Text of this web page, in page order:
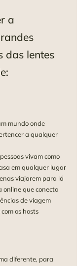
a
das lentes
mundo onde
a qualquer
vivam como
em qualquer lugar
viajarem para lá
online que conecta
de viagem
os hosts
diferente, para